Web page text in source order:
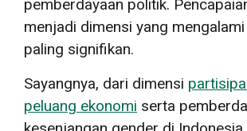
pemberdayaan politik.
menjadi dimensi yang
paling signifikan.
Sayangnya, dari dimensi
peluang ekonomi serta